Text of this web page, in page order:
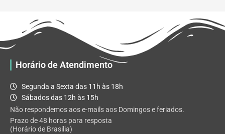
Horário de Atendimento
Segunda a Sexta das 11h às 18h
Sábados das 12h às 15h
Não respondemos aos e-mails aos Domingos e feriados.
Prazo de 48 horas para resposta
(Horário de Brasilia)